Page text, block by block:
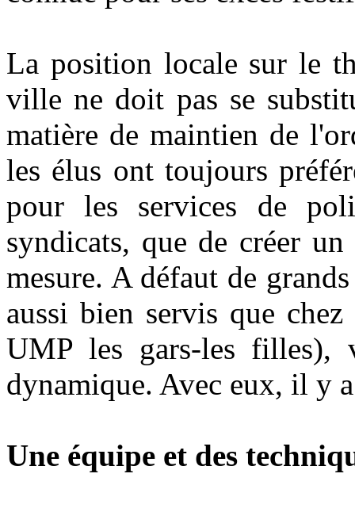
La position locale sur le
ville ne doit pas se
matière de maintien de
les élus ont toujours
pour les services de
syndicats, que de créer
mesure. A défaut de
aussi bien servis que
UMP les gars-les filles),
dynamique. Avec eux, il y
Une équipe et des